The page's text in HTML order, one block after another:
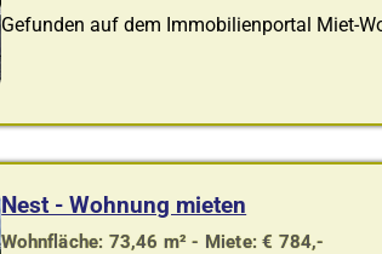
Gefunden auf dem Immobilienportal Miet-
Nest - Wohnung mieten
Wohnfläche: 73,46 m² - Miete: € 784,-